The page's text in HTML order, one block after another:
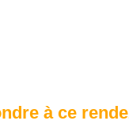
à ce